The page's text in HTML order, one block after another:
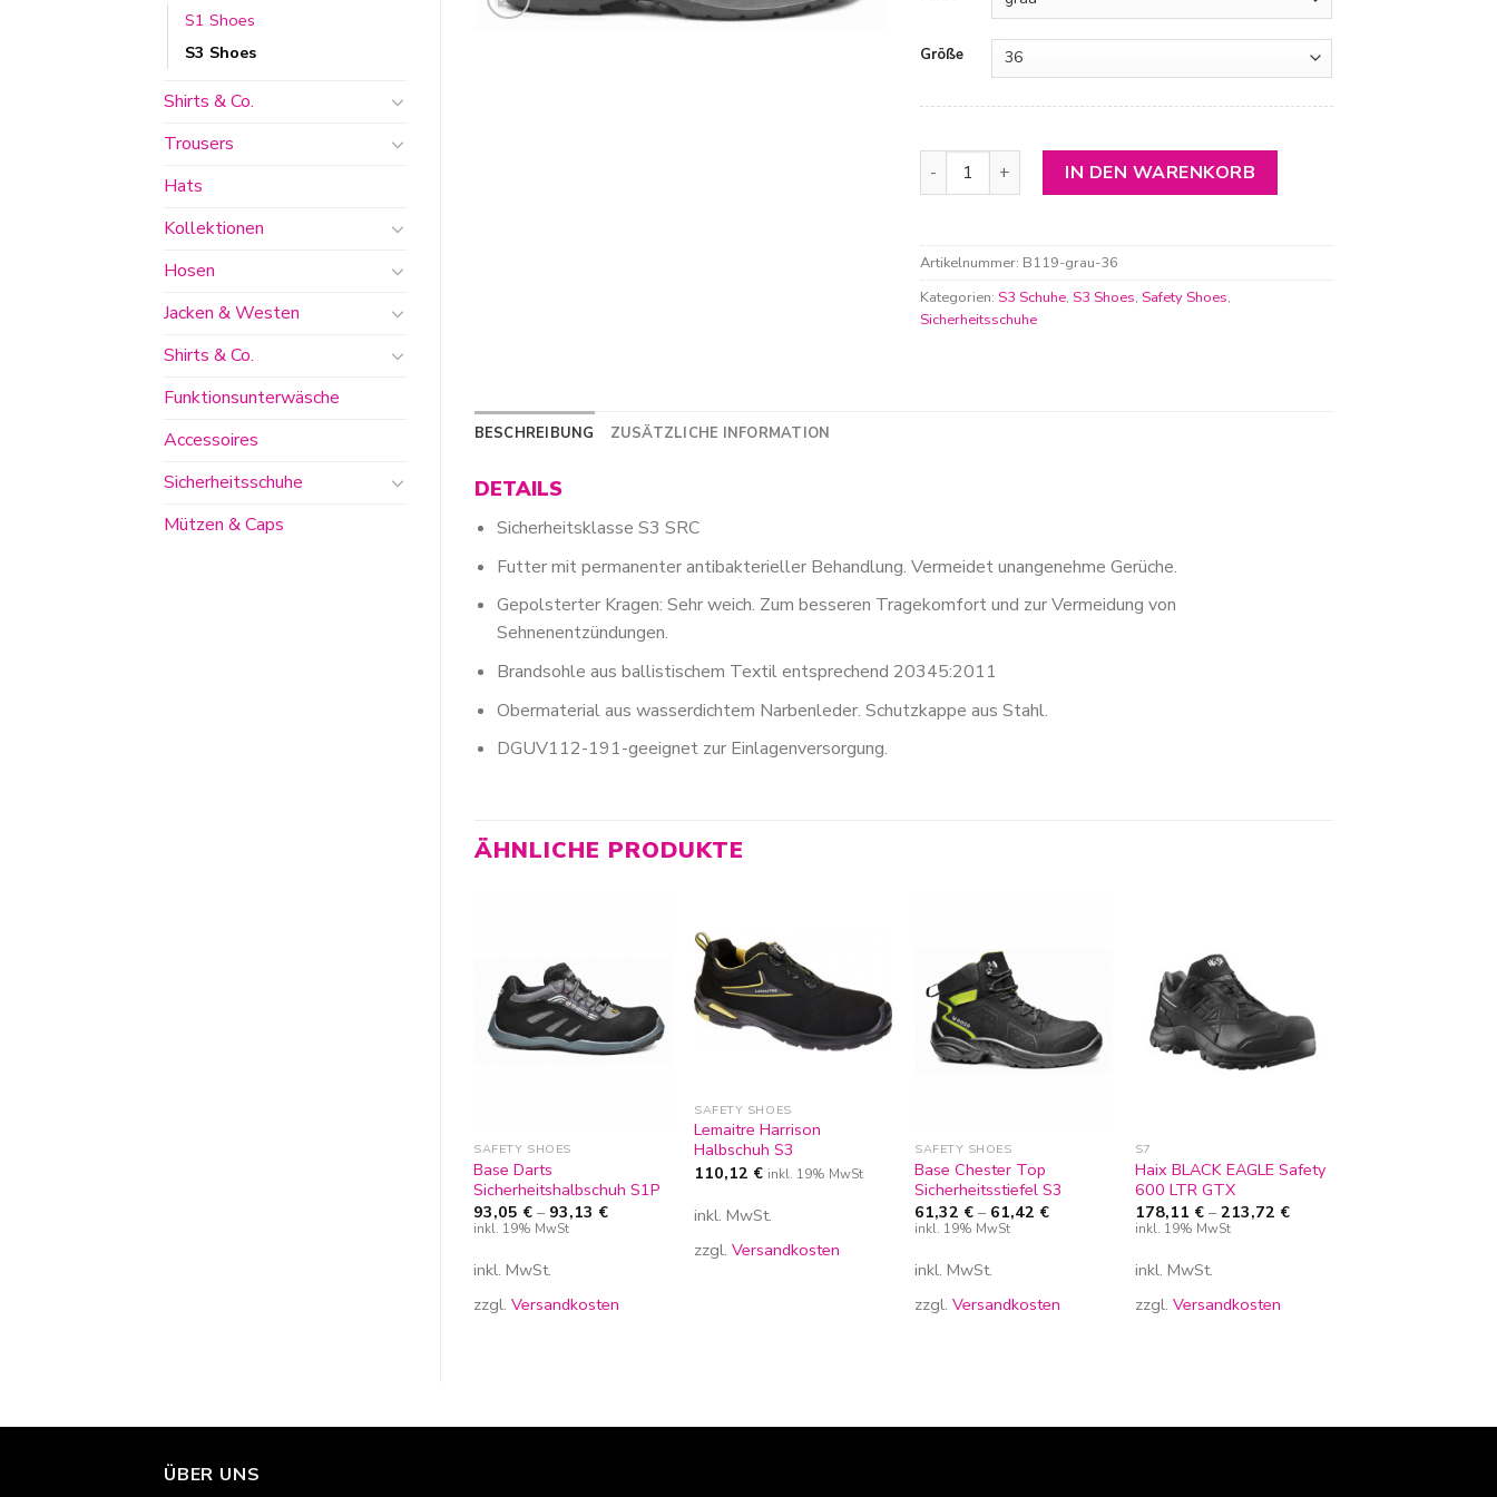
S1 Shoes
S3 Shoes
Shirts & Co.
Trousers
Hats
Kollektionen
Hosen
Jacken & Westen
Shirts & Co.
Funktionsunterwäsche
Accessoires
Sicherheitsschuhe
Mützen & Caps
Größe
Base Beethoven Sicherheitsstiefel S3 Menge
IN DEN WARENKORB
Artikelnummer: B119-grau-36
Kategorien: S3 Schuhe, S3 Shoes, Safety Shoes,
Sicherheitsschuhe
BESCHREIBUNG ZUSÄTZLICHE INFORMATION
DETAILS
Sicherheitsklasse S3 SRC
Futter mit permanenter antibakterieller Behandlung. Vermeidet unangenehme Gerüche.
Gepolsterter Kragen: Sehr weich. Zum besseren Tragekomfort und zur Vermeidung von
Sehnenentzündungen.
Brandsohle aus ballistischem Textil entsprechend 20345:2011
Obermaterial aus wasserdichtem Narbenleder. Schutzkappe aus Stahl.
DGUV112-191-geeignet zur Einlagenversorgung.
ÄHNLICHE PRODUKTE
hinzufügen
SAFETY SHOES
Base Darts
Sicherheitshalbschuh S1P
93,05 € – 93,13 €
inkl. 19% MwSt
inkl. MwSt.
zzgl.Versandkosten
Wunschliste
hinzufügen
SAFETY SHOES
Lemaitre Harrison
Halbschuh S3
110,12 € inkl. 19% MwSt
inkl. MwSt.
zzgl.Versandkosten
SAFETY SHOES
Base Chester Top
Sicherheitsstiefel S3
61,32 € – 61,42 €
inkl. 19% MwSt
inkl. MwSt.
zzgl.Versandkosten
hinzufügen
S7
Haix BLACK EAGLE Safety
600 LTR GTX
178,11 €–213,72 €
inkl. 19% MwSt
inkl. MwSt.
zzgl. Versandkosten
ÜBER UNS